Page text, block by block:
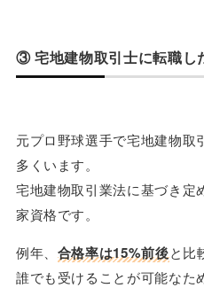
③ 宅地建物取引士に転職し
元プロ野球選手で宅地建物取
多くいます。
宅地建物取引業法に基づき定
家資格です。
例年、 合格率は15%前後と比
誰でも受けることが可能なた